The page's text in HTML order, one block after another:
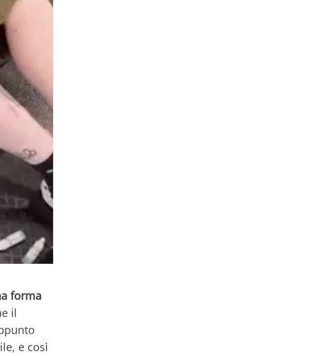
forma
il
e così